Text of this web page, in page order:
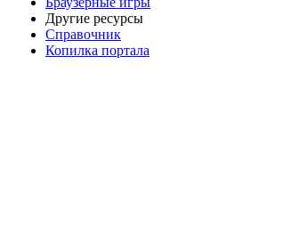
Другие ресурсы
Справочник
Копилка портала